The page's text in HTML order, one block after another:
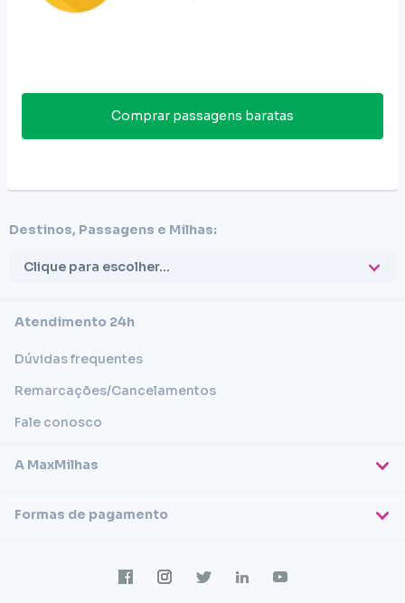
Comprar passagens baratas
Destinos, Passagens e Milhas:
Clique para escolher...
A MaxMilhas
Atendimento 24h
Dúvidas frequentes
Remarcações/Cancelamentos
Fale conosco
Formas de pagamento